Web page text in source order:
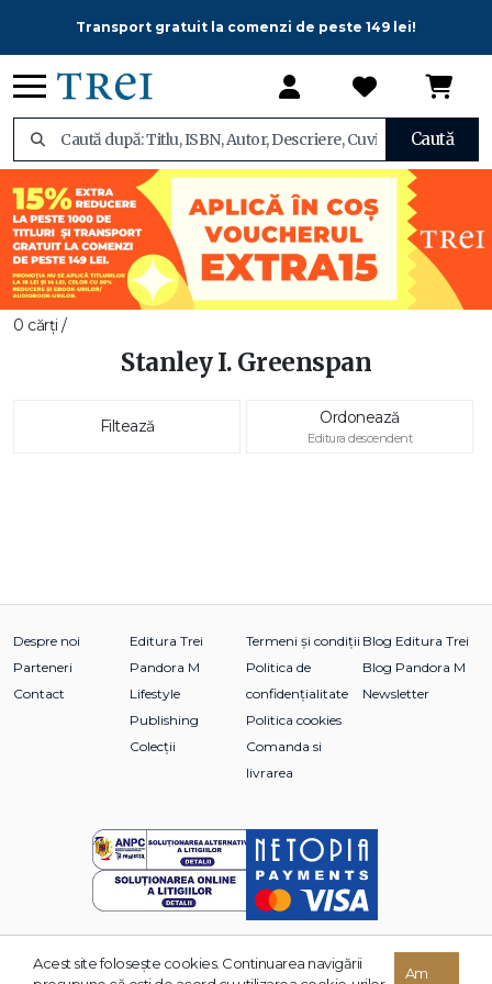
Transport gratuit la comenzi de peste 149 lei!
Caută
0 cărți /
Stanley I. Greenspan
Filtează Ordonează
Editura descendent
Despre noi
Parteneri
Contact
Editura Trei
Pandora M
Lifestyle
Publishing
Colecții
Termeni și condiții
Politica de
confidențialitate
Politica cookies
Comanda si
livrarea
Blog Editura Trei
Blog Pandora M
Newsletter
© 2026 Grupul Editorial TREI. Toate drepturile rezervate.
Acest site foloseşte cookies. Continuarea navigării
Am